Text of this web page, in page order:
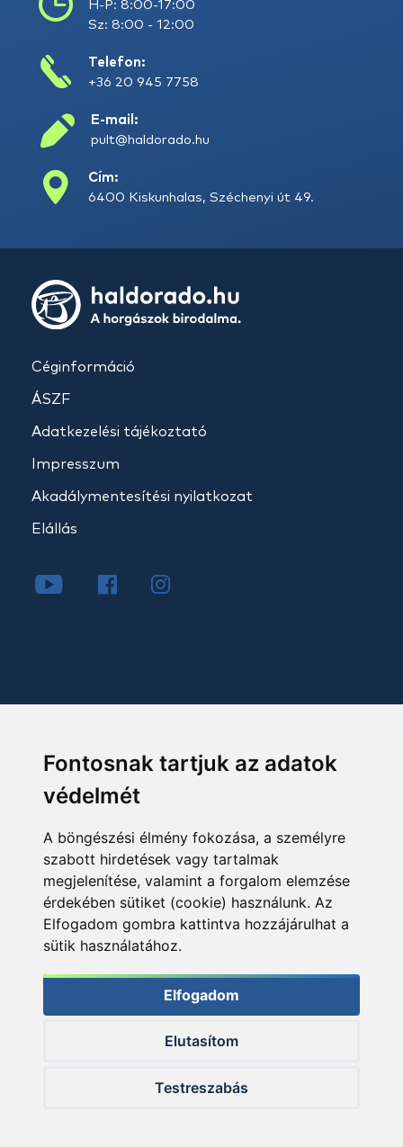
Fontosnak tartjuk az adatok
védelmét
A böngészési élmény fokozása, a személyre
szabott hirdetések vagy tartalmak
megjelenítése, valamint a forgalom elemzése
érdekében sütiket (cookie) használunk. Az
Elfogadom gombra kattintva hozzájárulhat a
sütik használatához.
Elfogadom
Elutasítom
Testreszabás
H-P: 8:00-17:00
Sz: 8:00 - 12:00
Telefon:
+36 20 945 7758
E-mail:
pult@haldorado.hu
Cím:
6400 Kiskunhalas, Széchenyi út 49.
Céginformáció
ÁSZF
Adatkezelési tájékoztató
Impresszum
Akadálymentesítési nyilatkozat
Elállás